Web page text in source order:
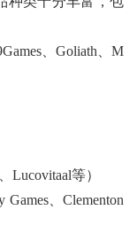
、Goliath、M
Lucovitaal等）
、Clementon